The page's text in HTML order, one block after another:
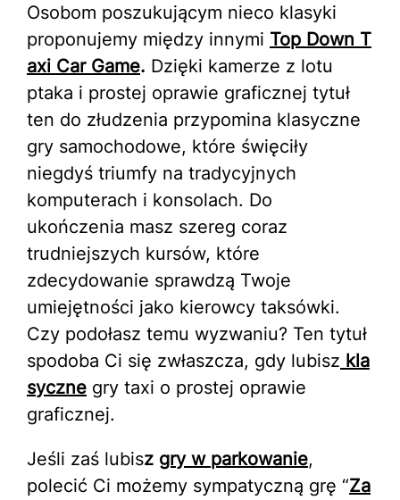
Osobom poszukującym nieco klasyki
proponujemy między innymi Top Down T
axi Car Game. Dzięki kamerze z lotu
ptaka i prostej oprawie graficznej tytuł
ten do złudzenia przypomina klasyczne
gry samochodowe, które święciły
niegdyś triumfy na tradycyjnych
komputerach i konsolach. Do
ukończenia masz szereg coraz
trudniejszych kursów, które
zdecydowanie sprawdzą Twoje
umiejętności jako kierowcy taksówki.
Czy podołasz temu wyzwaniu? Ten tytuł
spodoba Ci się zwłaszcza, gdy lubisz kla
syczne gry taxi o prostej oprawie
graficznej.
Jeśli zaś lubisz gry w parkowanie,
polecić Ci możemy sympatyczną grę “Za